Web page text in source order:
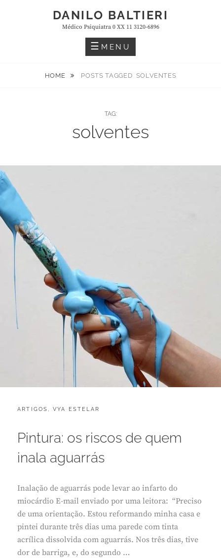
DANILO BALTIERI
Médico Psiquiatra 0 XX 11 3120-6896
MENU
HOME POSTS TAGGED SOLVENTES
TAG:
solventes
CATEGORIES:
ARTIGOS , VYA ESTELAR
I
1
2
0
9
Pintura: os riscos de quem
inala aguarrás
Inalação de aguarrás pode levar ao infarto do
miocárdio E-mail enviado por uma leitora: “Preciso
de uma orientação. Estou reformando minha casa e
pintei durante três dias uma parede com tinta
acrílica dissolvida com aguarrás. Nos três dias, tive
dor de barriga, e, do segundo …